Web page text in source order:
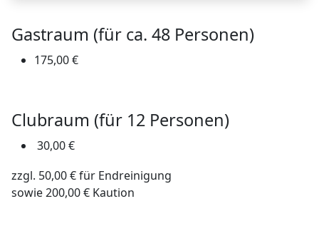
Gastraum (für ca. 48 Personen)
175,00 €
Clubraum (für 12 Personen)
30,00 €
zzgl. 50,00 € für Endreinigung
sowie 200,00 € Kaution